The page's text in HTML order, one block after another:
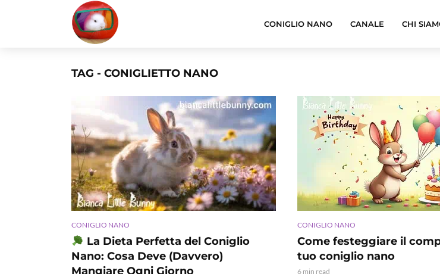
CONIGLIO NANO CANALE CHI
TAG - CONIGLIETTO NANO
CONIGLIO NANO
La Dieta Perfetta del Coniglio
Nano: Cosa Deve (Davvero)
Mangiare Ogni Giorno
CONIGLIO NANO
Come festeggiare il
tuo coniglio nano
6 min read